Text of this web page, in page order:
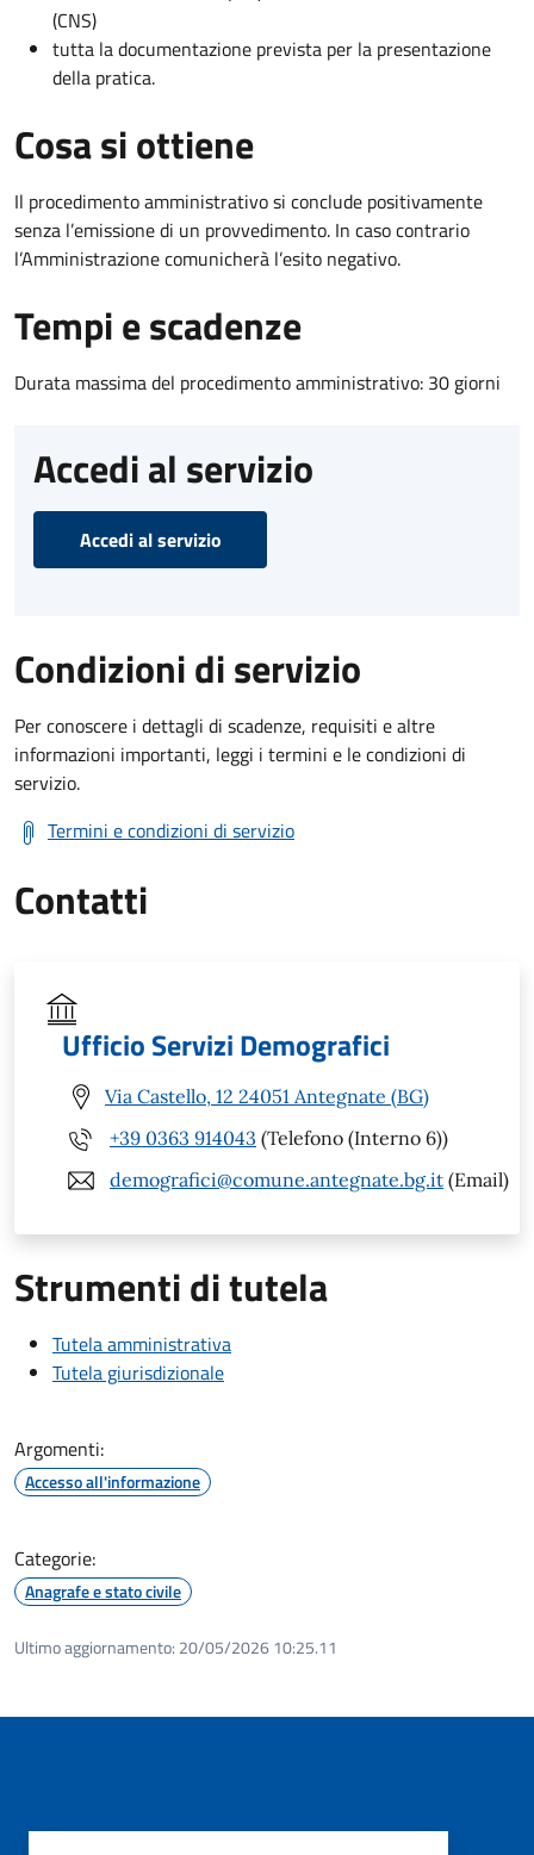
(CNS)
tutta la documentazione prevista per la presentazione
della pratica.
Cosa si ottiene
Il procedimento amministrativo si conclude positivamente
senza l’emissione di un provvedimento. In caso contrario
l’Amministrazione comunicherà l’esito negativo.
Tempi e scadenze
Durata massima del procedimento amministrativo: 30 giorni
Accedi al servizio
Accedi al servizio
Condizioni di servizio
Per conoscere i dettagli di scadenze, requisiti e altre
informazioni importanti, leggi i termini e le condizioni di
servizio.
Termini e condizioni di servizio
Contatti
Ufficio Servizi Demografici
Via Castello, 12 24051 Antegnate (BG)
+39 0363 914043 (Telefono (Interno 6))
demografici@comune.antegnate.bg.it (Email)
Strumenti di tutela
Tutela amministrativa
Tutela giurisdizionale
Argomenti:
Accesso all'informazione
Categorie:
Anagrafe e stato civile
Ultimo aggiornamento: 20/05/2026 10:25.11